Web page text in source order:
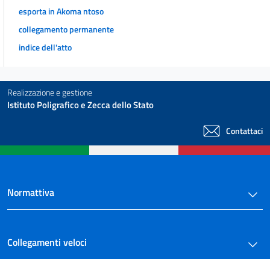
esporta in Akoma ntoso
collegamento permanente
indice dell'atto
Realizzazione e gestione
Istituto Poligrafico e Zecca dello Stato
Contattaci
Normattiva
Collegamenti veloci